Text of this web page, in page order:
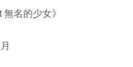
名的少女》